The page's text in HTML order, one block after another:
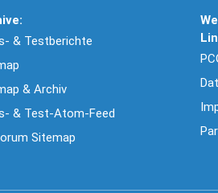
& Testberichte
& Archiv
& Test-Atom-Feed
Sitemap